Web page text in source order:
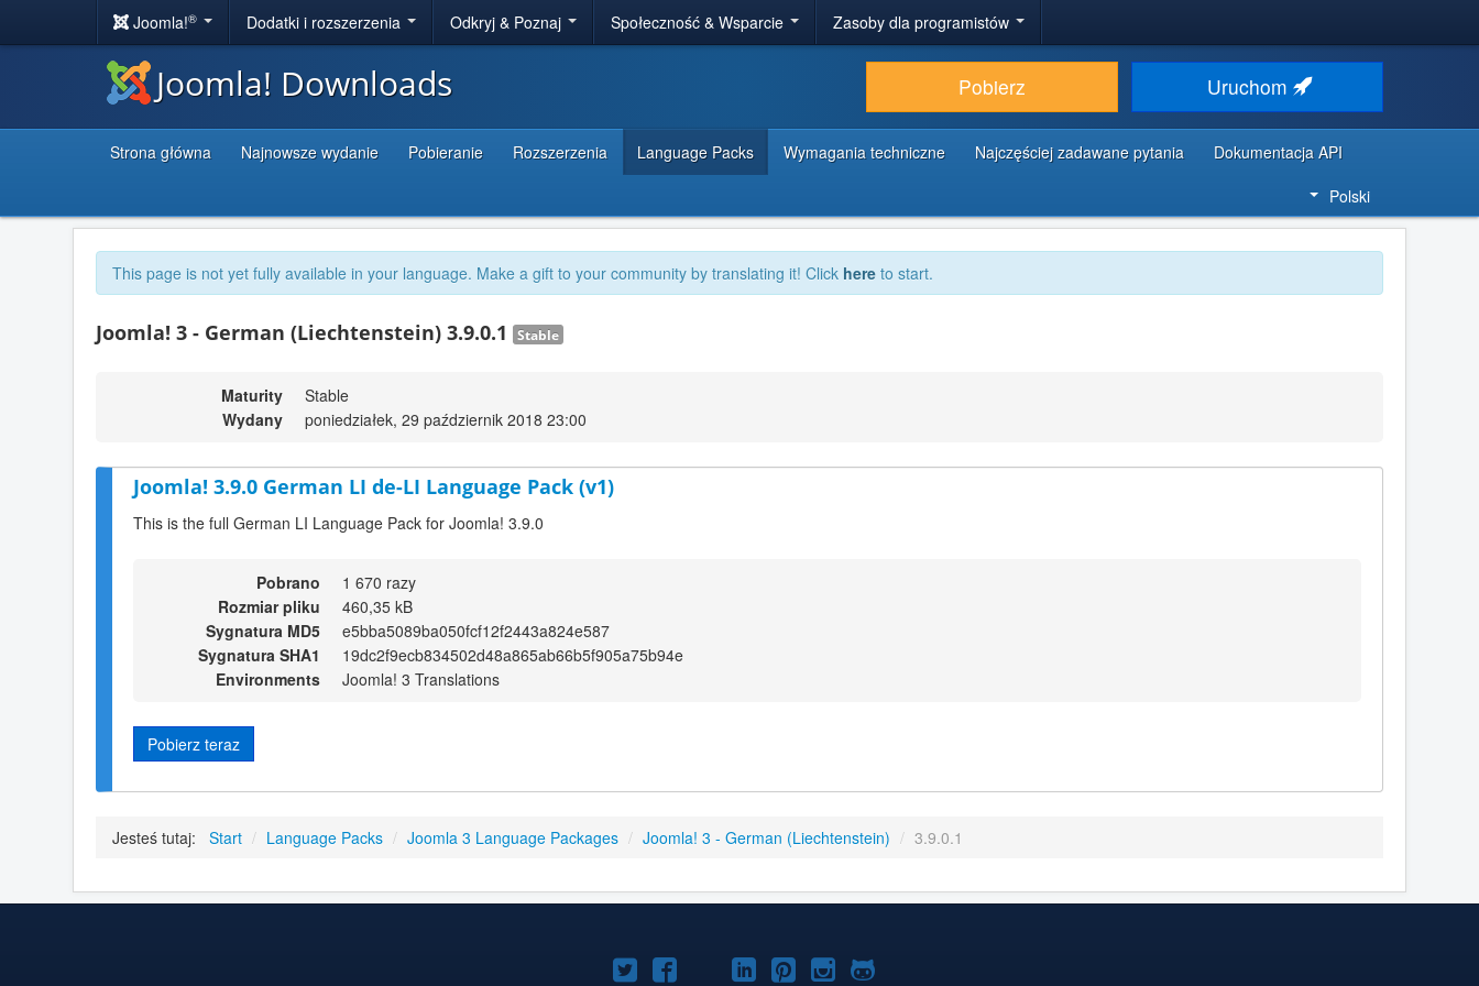
Joomla!® Dodatki i rozszerzenia Odkryj & Poznaj Społeczność & Wsparcie Zasoby dla programistów
Joomla! Downloads Pobierz Uruchom
Strona główna Najnowsze wydanie Pobieranie Rozszerzenia Language Packs Wymagania techniczne Najczęściej zadawane pytania
Dokumentacja API
Polski
This page is not yet fully available in your language. Make a gift to your community by translating it! Click here to start.
Joomla! 3 - German (Liechtenstein) 3.9.0.1 Stable
Maturity
Stable
Wydany
poniedziałek, 29 październik 2018 23:00
Joomla! 3.9.0 German LI de-LI Language Pack (v1)
This is the full German LI Language Pack for Joomla! 3.9.0
Pobrano
1 670 razy
Rozmiar pliku
460,35 kB
Sygnatura MD5
e5bba5089ba050fcf12f2443a824e587
Sygnatura SHA1
19dc2f9ecb834502d48a865ab66b5f905a75b94e
Environments
Joomla! 3 Translations
Pobierz teraz
Jesteś tutaj: Start / Language Packs / Joomla 3 Language Packages / Joomla! 3 - German (Liechtenstein) / 3.9.0.1
Joomla!Joomla!Joomla!
Joomla!Joomla!
Joomla!Joomla!